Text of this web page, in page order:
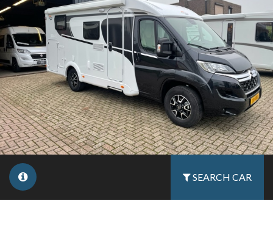
SEARCH CAR